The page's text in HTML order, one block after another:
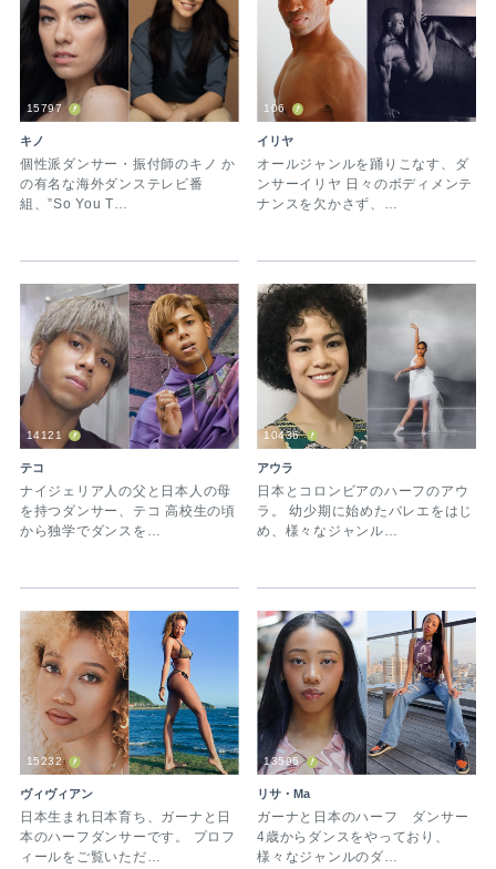
15797
キノ
個性派ダンサー・振付師のキノ か
の有名な海外ダンステレビ番
組、”So You T…
106
イリヤ
オールジャンルを踊りこなす、ダ
ンサーイリヤ 日々のボディメンテ
ナンスを欠かさず、…
14121
テコ
ナイジェリア人の父と日本人の母
を持つダンサー、テコ 高校生の頃
から独学でダンスを…
10436
アウラ
日本とコロンビアのハーフのアウ
ラ。 幼少期に始めたバレエをはじ
め、様々なジャンル…
15232
ヴィヴィアン
日本生まれ日本育ち、ガーナと日
本のハーフダンサーです。 プロフ
ィールをご覧いただ…
13595
リサ・Ma
ガーナと日本のハーフ ダンサー
4歳からダンスをやっており、
様々なジャンルのダ…